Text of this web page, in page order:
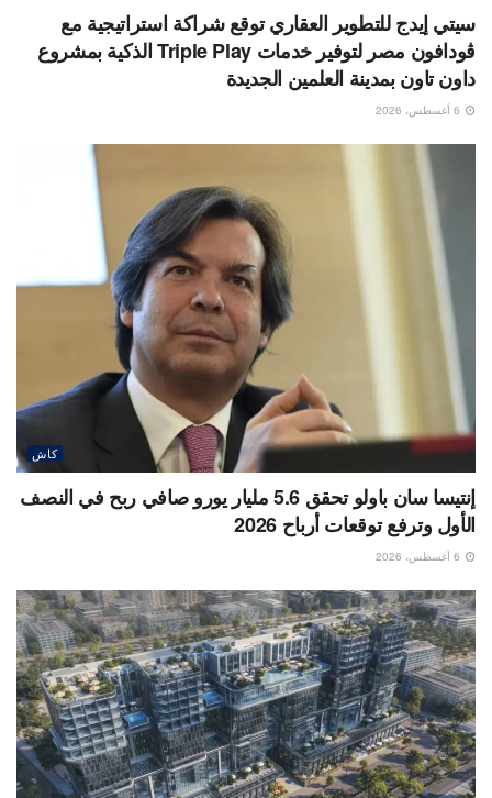
سيتي إيدج للتطوير العقاري توقع شراكة استراتيجية مع
ڤودافون مصر لتوفير خدمات Triple Play الذكية بمشروع
داون تاون بمدينة العلمين الجديدة
كاش
إنتيسا سان باولو تحقق 5.6 مليار يورو صافي ربح في النصف
الأول وترفع توقعات أرباح 2026